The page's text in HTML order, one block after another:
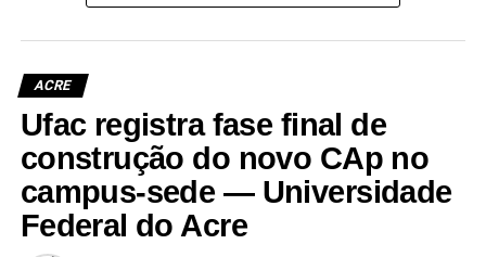
Leia Mais: UFAC
ACRE
Ufac registra fase final de
construção do novo CAp no
campus-sede — Universidade
Federal do Acre